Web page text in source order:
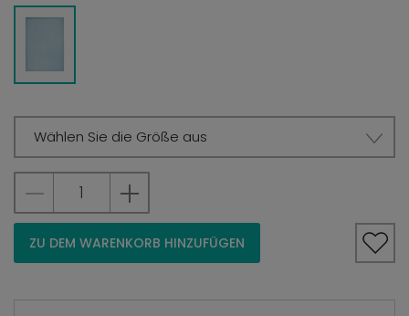
Wählen Sie die Größe aus
ZU DEM WARENKORB HINZUFÜGEN